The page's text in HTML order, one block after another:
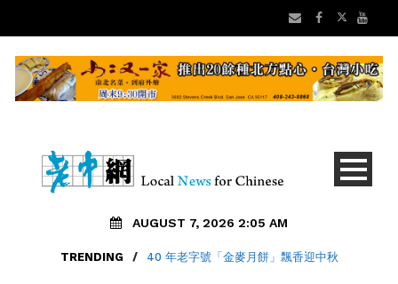
AUGUST 7, 2026 2:05 AM
TRENDING / 40 年老字號「金麥月餅」飄香迎中秋